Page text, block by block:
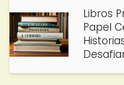
Libros
Papel